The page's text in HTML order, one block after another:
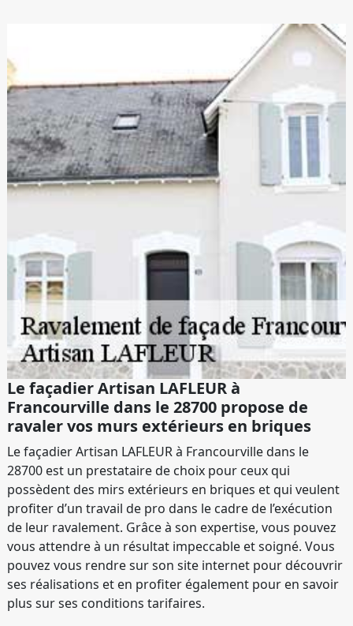
Le façadier Artisan LAFLEUR à
Francourville dans le 28700 propose de
ravaler vos murs extérieurs en briques
Le façadier Artisan LAFLEUR à Francourville dans le
28700 est un prestataire de choix pour ceux qui
possèdent des mirs extérieurs en briques et qui veulent
profiter d’un travail de pro dans le cadre de l’exécution
de leur ravalement. Grâce à son expertise, vous pouvez
vous attendre à un résultat impeccable et soigné. Vous
pouvez vous rendre sur son site internet pour découvrir
ses réalisations et en profiter également pour en savoir
plus sur ses conditions tarifaires.